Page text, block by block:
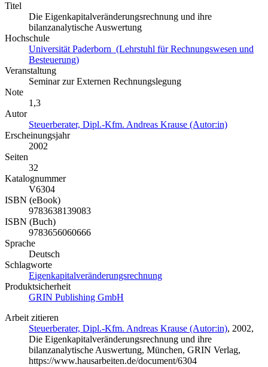
Titel
Die Eigenkapitalveränderungsrechnung und ihre
bilanzanalytische Auswertung
Hochschule
Universität Paderborn (Lehrstuhl für Rechnungswesen und
Besteuerung)
Veranstaltung
Seminar zur Externen Rechnungslegung
Note
1,3
Autor
Steuerberater, Dipl.-Kfm. Andreas Krause (Autor:in)
Erscheinungsjahr
2002
Seiten
32
Katalognummer
V6304
ISBN (eBook)
9783638139083
ISBN (Buch)
9783656060666
Sprache
Deutsch
Schlagworte
Eigenkapitalveränderungsrechnung
Produktsicherheit
GRIN Publishing GmbH
Arbeit zitieren
Steuerberater, Dipl.-Kfm. Andreas Krause (Autor:in), 2002,
Die Eigenkapitalveränderungsrechnung und ihre
bilanzanalytische Auswertung, München, GRIN Verlag,
https://www.hausarbeiten.de/document/6304